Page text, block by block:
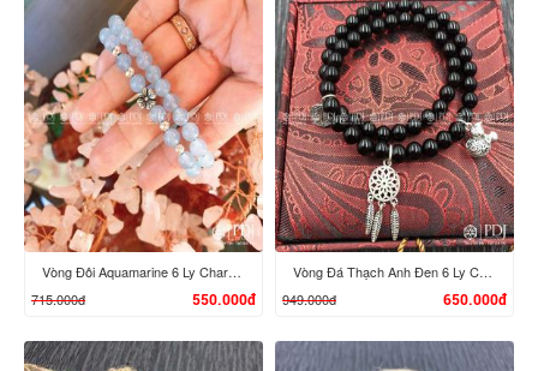
Vòng Đôi Aquamarine 6 Ly Charm Bạc Thái
715.000đ
550.000đ
Vòng Đá Thạch Anh Đen 6 Ly Charm Bạc Thái
949.000đ
650.000đ